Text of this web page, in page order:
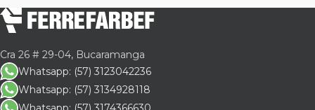
Cra 26 # 29-04, Bucaramanga
Whatsapp: (57) 3123042236
Whatsapp: (57) 3134928118